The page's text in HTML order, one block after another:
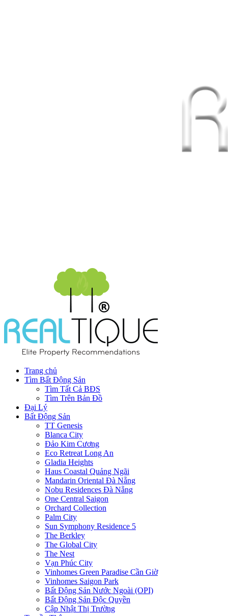
Trang chủ
Tìm Bất Động Sản
Tìm Tất Cả BĐS
Tìm Trên Bản Đồ
Đại Lý
Bất Động Sản
TT Genesis
Blanca City
Đảo Kim Cương
Eco Retreat Long An
Gladia Heights
Haus Coastal Quảng Ngãi
Mandarin Oriental Đà Nẵng
Nobu Residences Đà Nẵng
One Central Saigon
Orchard Collection
Palm City
Sun Symphony Residence 5
The Berkley
The Global City
The Nest
Vạn Phúc City
Vinhomes Green Paradise Cần Giờ
Vinhomes Saigon Park
Bất Động Sản Nước Ngoài (OPI)
Bất Động Sản Độc Quyền
Cập Nhật Thị Trường